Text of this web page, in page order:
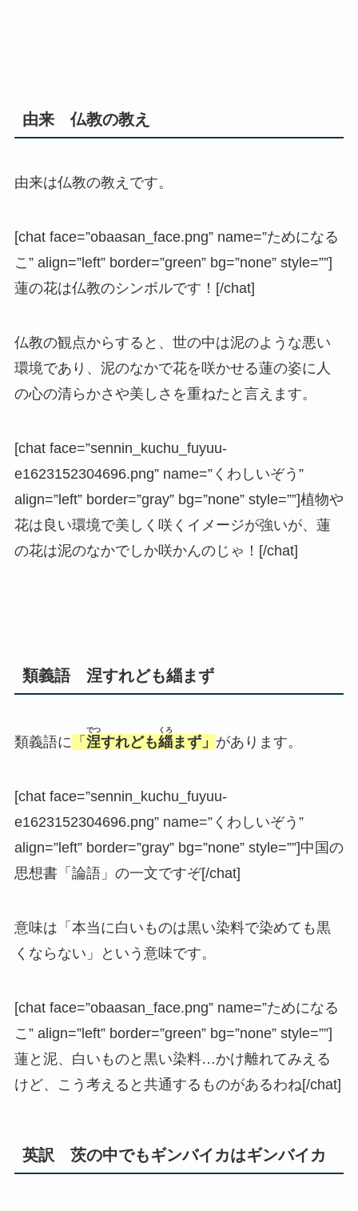
由来 仏教の教え
由来は仏教の教えです。
[chat face=”obaasan_face.png” name=”ためになる
こ” align=”left” border=”green” bg=”none” style=””]
蓮の花は仏教のシンボルです！[/chat]
仏教の観点からすると、世の中は泥のような悪い
環境であり、泥のなかで花を咲かせる蓮の姿に人
の心の清らかさや美しさを重ねたと言えます。
[chat face=”sennin_kuchu_fuyuu-
e1623152304696.png” name=”くわしいぞう”
align=”left” border=”gray” bg=”none” style=””]植物や
花は良い環境で美しく咲くイメージが強いが、蓮
の花は泥のなかでしか咲かんのじゃ！[/chat]
類義語 涅すれども緇まず
類義語に 「 涅
でつ
すれども緇
くろ
まず」 があります。
[chat face=”sennin_kuchu_fuyuu-
e1623152304696.png” name=”くわしいぞう”
align=”left” border=”gray” bg=”none” style=””]中国の
思想書「論語」の一文ですぞ[/chat]
意味は「本当に白いものは黒い染料で染めても黒
くならない」という意味です。
[chat face=”obaasan_face.png” name=”ためになる
こ” align=”left” border=”green” bg=”none” style=””]
蓮と泥、白いものと黒い染料…かけ離れてみえる
けど、こう考えると共通するものがあるわね[/chat]
英訳 茨の中でもギンバイカはギンバイカ